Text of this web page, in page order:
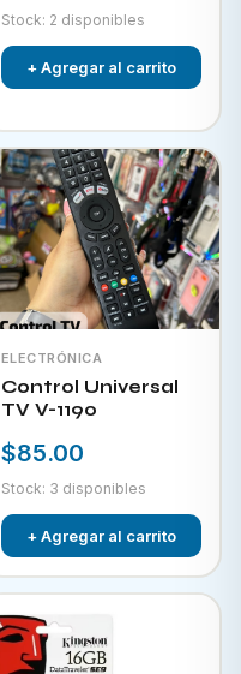
Stock: 2 disponibles
+ Agregar al carrito
ELECTRÓNICA
Control Universal
TV V-1190
$85.00
Stock: 3 disponibles
+ Agregar al carrito